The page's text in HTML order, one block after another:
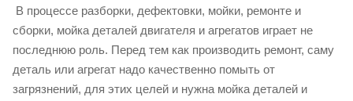
В процессе разборки, дефектовки, мойки, ремонте и
сборки, мойка деталей двигателя и агрегатов играет не
последнюю роль. Перед тем как производить ремонт, саму
деталь или агрегат надо качественно помыть от
загрязнений, для этих целей и нужна мойка деталей и